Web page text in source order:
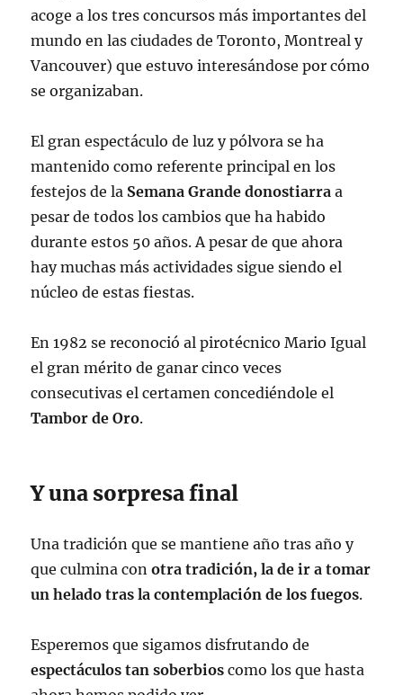
acoge a los tres concursos más importantes del
mundo en las ciudades de Toronto, Montreal y
Vancouver) que estuvo interesándose por cómo
se organizaban.
El gran espectáculo de luz y pólvora se ha
mantenido como referente principal en los
festejos de la Semana Grande donostiarra a
pesar de todos los cambios que ha habido
durante estos 50 años. A pesar de que ahora
hay muchas más actividades sigue siendo el
núcleo de estas fiestas.
En 1982 se reconoció al pirotécnico Mario Igual
el gran mérito de ganar cinco veces
consecutivas el certamen concediéndole el
Tambor de Oro.
Y una sorpresa final
Una tradición que se mantiene año tras año y
que culmina conotra tradición, la de ir a tomar
un helado tras la contemplación de los fuegos.
Esperemos que sigamos disfrutando de
espectáculos tan soberbios como los que hasta